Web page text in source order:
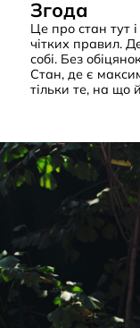
Згода
Це про стан тут
чітких правил.
собі. Без
Стан, де є
тільки те, на що